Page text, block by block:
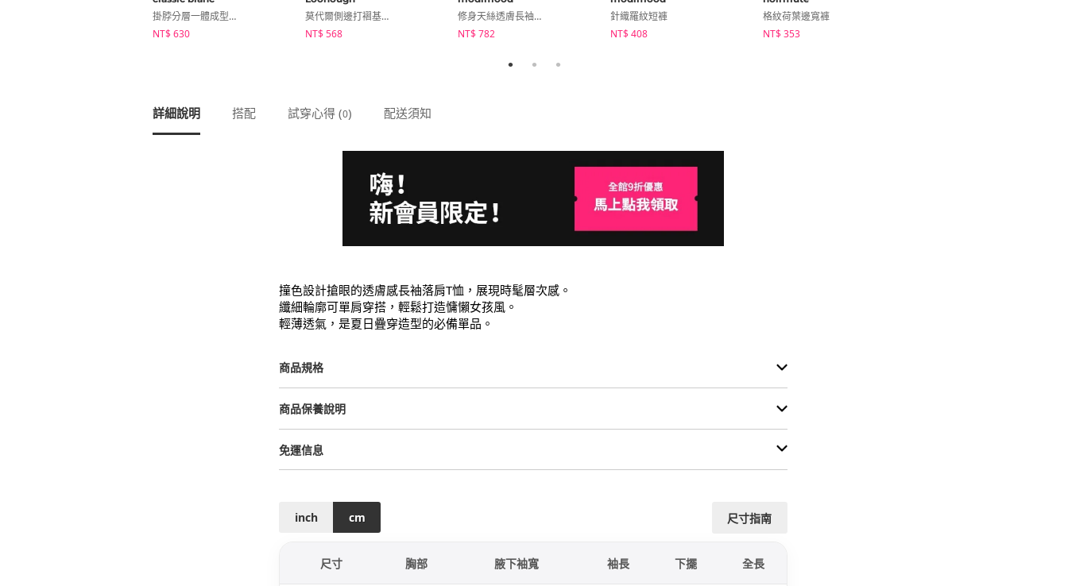
掛脖分層一體成型夏季V領露肩短袖T恤
NT$ 630
莫代爾側邊打褶基本寬版長褲
NT$ 568
修身天絲透膚長袖T恤
NT$ 782
針織羅紋短褲
NT$ 408
格紋荷葉邊寬褲
NT$ 353
詳細說明 搭配 試穿心得 (0) 配送須知
撞色設計搶眼的透膚感長袖落肩T恤，展現時髦層次感。
纖細輪廓可單肩穿搭，輕鬆打造慵懶女孩風。
輕薄透氣，是夏日疊穿造型的必備單品。
商品規格
商品保養說明
免運信息
尺寸指南
inch cm
尺寸 胸部 腋下袖寬 袖長 下擺 全長